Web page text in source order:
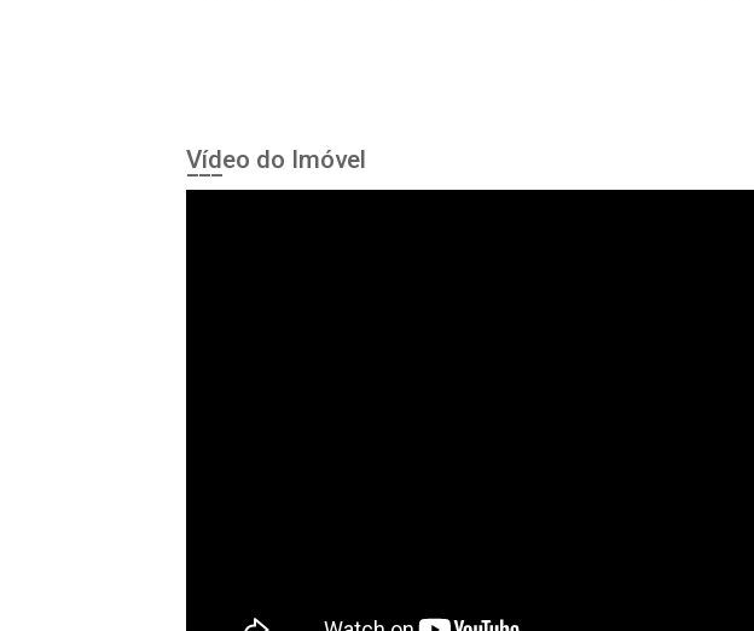
Vídeo do Imóvel